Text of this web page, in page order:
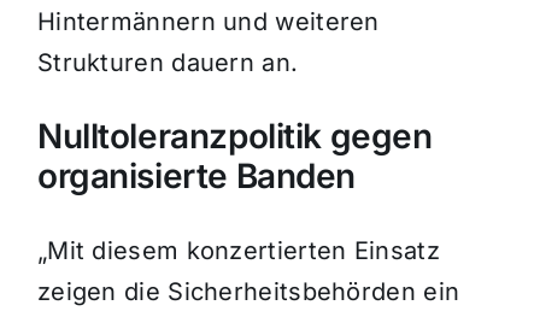
Hintermännern und weiteren
Strukturen dauern an.
Nulltoleranzpolitik gegen
organisierte Banden
„Mit diesem konzertierten Einsatz
zeigen die Sicherheitsbehörden ein